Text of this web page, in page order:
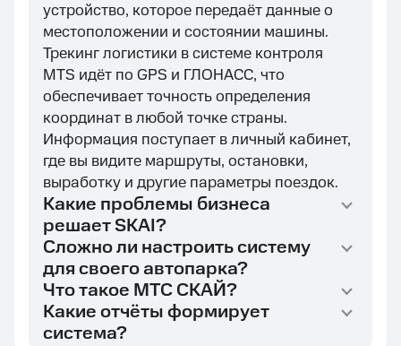
устройство, которое передаёт данные о
местоположении и состоянии машины.
Трекинг логистики в системе контроля
MTS идёт по GPS и ГЛОНАСС, что
обеспечивает точность определения
координат в любой точке страны.
Информация поступает в личный кабинет,
где вы видите маршруты, остановки,
выработку и другие параметры поездок.
Какие проблемы бизнеса
решает SKAI?
Сложно ли настроить систему
для своего автопарка?
Что такое МТС СКАЙ?
Какие отчёты формирует
система?